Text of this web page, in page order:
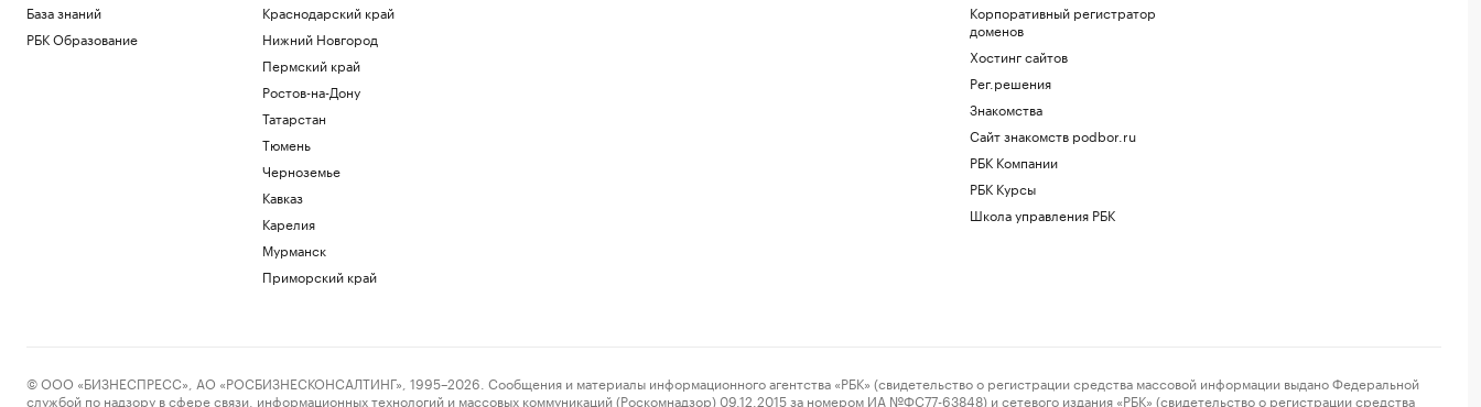
База знаний
РБК Образование
Краснодарский край
Нижний Новгород
Пермский край
Ростов-на-Дону
Татарстан
Тюмень
Черноземье
Кавказ
Карелия
Мурманск
Приморский край
Корпоративный регистратор
доменов
Хостинг сайтов
Рег.решения
Знакомства
Сайт знакомств podbor.ru
РБК Компании
РБК Курсы
Школа управления РБК
© ООО «БИЗНЕСПРЕСС», АО «РОСБИЗНЕСКОНСАЛТИНГ», 1995–2026. Сообщения и материалы информационного агентства «РБК» (свидетельство о регистрации средства массовой информации выдано Федеральной
службой по надзору в сфере связи, информационных технологий и массовых коммуникаций (Роскомнадзор) 09.12.2015 за номером ИА №ФС77-63848) и сетевого издания «РБК» (свидетельство о регистрации средства